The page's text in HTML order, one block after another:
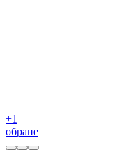
+1
обране